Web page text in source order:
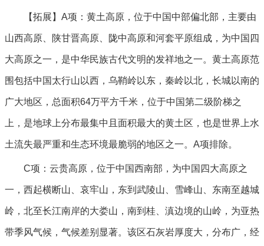
【拓展】A项：黄土高原，位于中国中部偏北部，主要由
山西高原、陕甘晋高原、陇中高原和河套平原组成，为中国四
大高原之一，是中华民族古代文明的发祥地之一。黄土高原范
围包括中国太行山以西，乌鞘岭以东，秦岭以北，长城以南的
广大地区，总面积64万平方千米，位于中国第二级阶梯之
上，是地球上分布最集中且面积最大的黄土区，也是世界上水
土流失最严重和生态环境最脆弱的地区之一。A项排除。
C项：云贵高原，位于中国西南部，为中国四大高原之
一，西起横断山、哀牢山，东到武陵山、雪峰山、东南至越城
岭，北至长江南岸的大娄山，南到桂、滇边境的山岭，为亚热
带季风气候，气候差别显著。该区石灰岩厚度大，分布广，经